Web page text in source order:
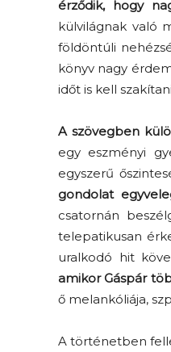
érződik, hogy
külvilágnak való
földöntúli
könyv nagy
időt is kell
A szövegben
egy eszményi
egyszerű
gondolat
csatornán
telepatikusan
uralkodó hit
amikor Gáspár
ő melankóliája,
A történetben